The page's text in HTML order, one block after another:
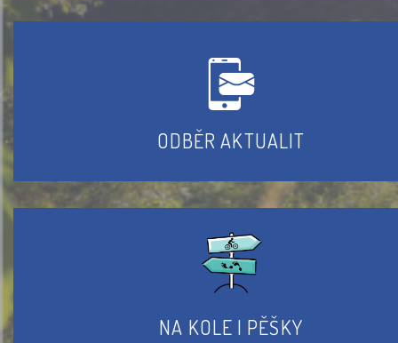
ODBĚR AKTUALIT
NA KOLE I PĚŠKY